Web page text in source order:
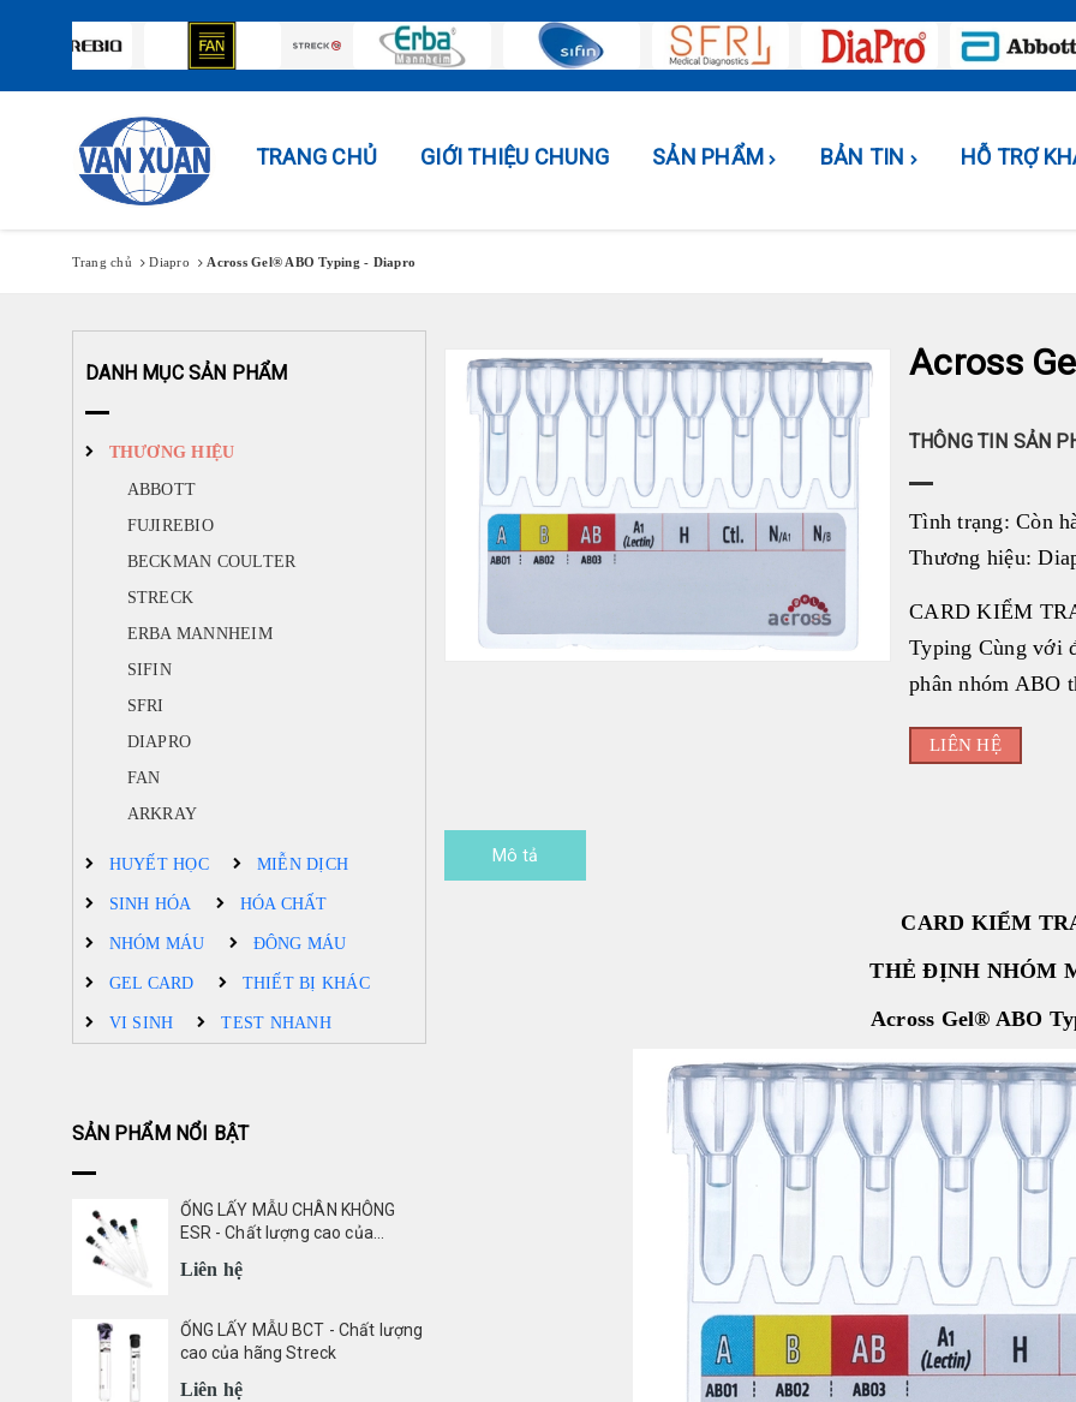
TRANG CHỦ GIỚI THIỆU CHUNG SẢN PHẨM BẢN TIN HỖ TRỢ
Trang chủ Diapro Across Gel® ABO Typing - Diapro
Across
THÔNG TIN SẢN
Tình trạng: Còn
Thương hiệu:
CARD KIỂM
Typing Cùng với
phân nhóm
LIÊN HỆ
Mô tả
CARD KIỂM
THẺ ĐỊNH NHÓM
Across Gel® ABO
DANH MỤC SẢN PHẨM
THƯƠNG HIỆU
ABBOTT
FUJIREBIO
BECKMAN COULTER
STRECK
ERBA MANNHEIM
SIFIN
SFRI
DIAPRO
FAN
ARKRAY
HUYẾT HỌC MIỄN DỊCH
SINH HÓA HÓA CHẤT
NHÓM MÁU ĐÔNG MÁU
GEL CARD THIẾT BỊ KHÁC
VI SINH TEST NHANH
SẢN PHẨM NỔI BẬT
ỐNG LẤY MẪU CHÂN KHÔNG
ESR - Chất lượng cao của...
Liên hệ
ỐNG LẤY MẪU BCT - Chất lượng
cao của hãng Streck
Liên hệ